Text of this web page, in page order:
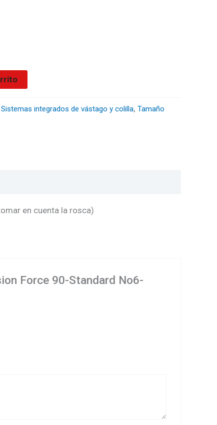
Sistemas integrados de vástago y colilla, Tamaño
en cuenta la rosca)
Force 90-Standard No6-